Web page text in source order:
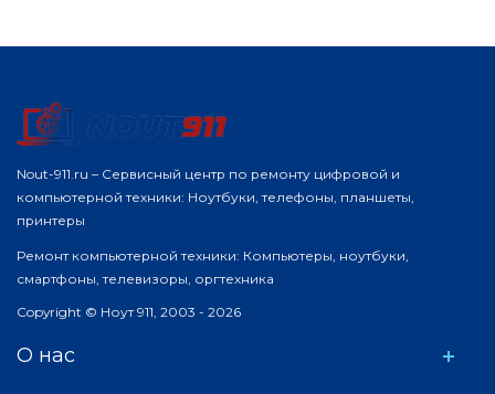
Nout-911.ru – Сервисный центр по ремонту цифровой и
компьютерной техники: Ноутбуки, телефоны, планшеты,
принтеры
Ремонт компьютерной техники: Компьютеры, ноутбуки,
смартфоны, телевизоры, оргтехника
Copyright © Ноут 911, 2003 - 2026
О нас